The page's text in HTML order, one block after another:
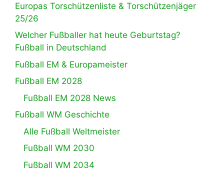
Europas Torschützenliste & Torschützenjäger
25/26
Welcher Fußballer hat heute Geburtstag?
Fußball in Deutschland
Fußball EM & Europameister
Fußball EM 2028
Fußball EM 2028 News
Fußball WM Geschichte
Alle Fußball Weltmeister
Fußball WM 2030
Fußball WM 2034